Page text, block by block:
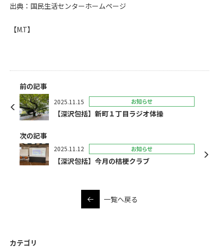
出典：国民生活センターホームページ
【M.T】
前の記事
2025.11.15 お知らせ
【深沢包括】新町１丁目ラジオ体操
次の記事
2025.11.12 お知らせ
【深沢包括】今月の桔梗クラブ
一覧へ戻る
カテゴリ